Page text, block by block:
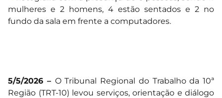
5/5/2026 – O Tribunal Regional do Trabalho da 10ª
Região (TRT-10) levou serviços, orientação e diálogo